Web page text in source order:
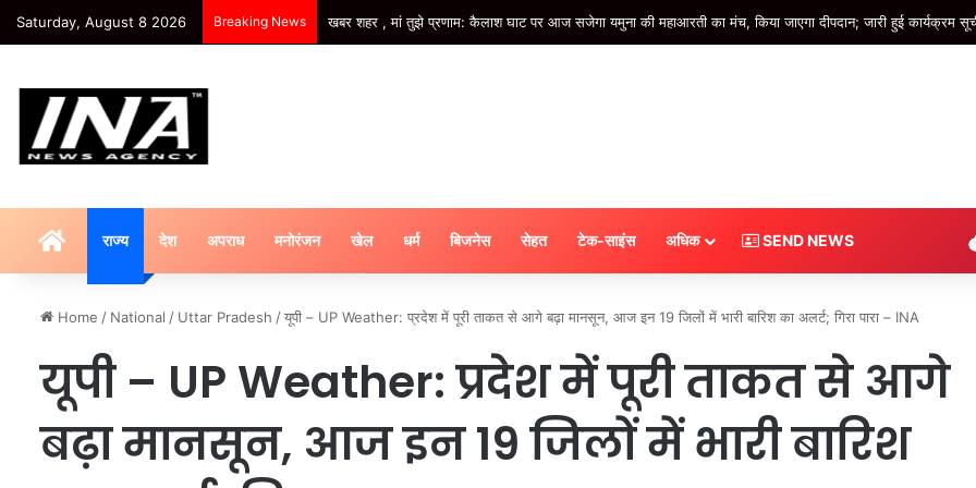
Saturday, August 8 2026 Breaking News खबर शहर , मां तुझे प्रणाम: कैलाश घाट पर आज सजेगा यमुना की महाआरती का मंच, किया जाएगा दीपदान; जारी हुई कार्यक्रम
HOMEराज्य देश अपराध मनोरंजन खेल धर्म बिजनेस सेहत टेक-साइंस अधिक SEND NEWS
Home / National / Uttar Pradesh /यूपी – UP Weather: प्रदेश में पूरी ताकत से आगे बढ़ा मानसून, आज इन 19 जिलों में भारी बारिश का अलर्ट; गिरा पारा – INA
यूपी – UP Weather: प्रदेश में पूरी ताकत से आगे
बढ़ा मानसून, आज इन 19 जिलों में भारी बारिश